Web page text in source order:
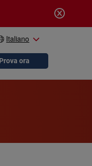
Italiano
Prova ora